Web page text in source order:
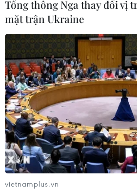
căn phòng chỉ với hai nguyên liệu
quế.
Tổng thống Nga thay đổi vị
mặt trận Ukraine
vietnamplus.vn